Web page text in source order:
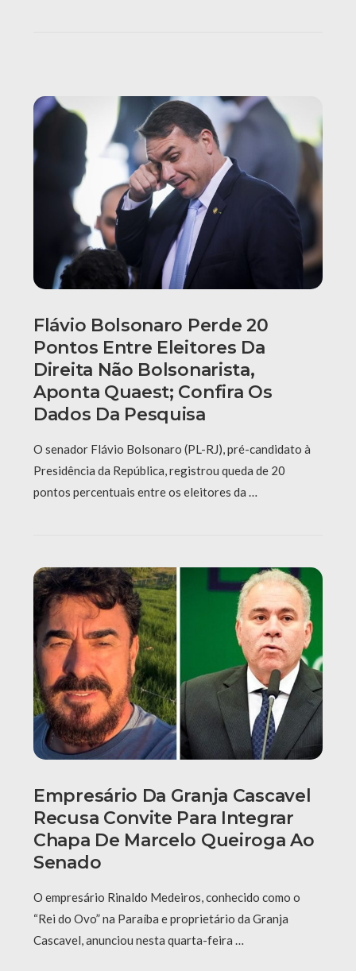
Flávio Bolsonaro Perde 20
Pontos Entre Eleitores Da
Direita Não Bolsonarista,
Aponta Quaest; Confira Os
Dados Da Pesquisa
O senador Flávio Bolsonaro (PL-RJ), pré-candidato à
Presidência da República, registrou queda de 20
pontos percentuais entre os eleitores da …
Empresário Da Granja Cascavel
Recusa Convite Para Integrar
Chapa De Marcelo Queiroga Ao
Senado
O empresário Rinaldo Medeiros, conhecido como o
“Rei do Ovo” na Paraíba e proprietário da Granja
Cascavel, anunciou nesta quarta-feira …